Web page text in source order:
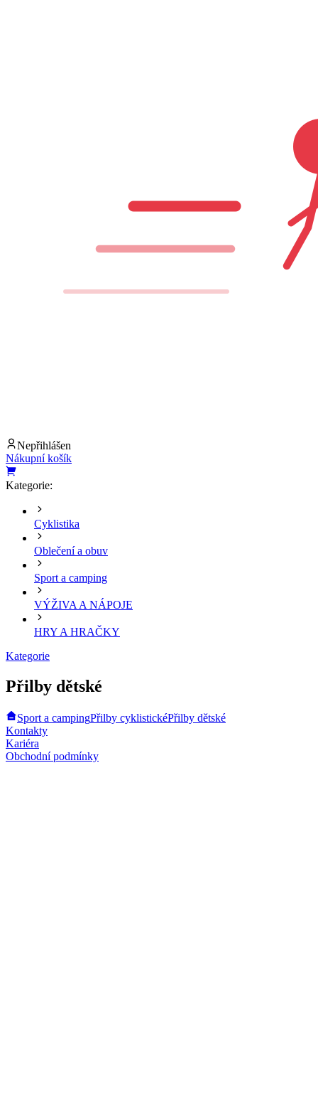
Nepřihlášen
Nákupní košík
Kategorie:
Cyklistika
Oblečení a obuv
Sport a camping
VÝŽIVA A NÁPOJE
HRY A HRAČKY
Kategorie
Přilby dětské
Sport a campingPřilby cyklistickéPřilby dětské
Kontakty
Kariéra
Obchodní podmínky